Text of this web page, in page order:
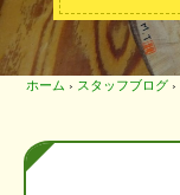
ホーム › スタッフブログ ›